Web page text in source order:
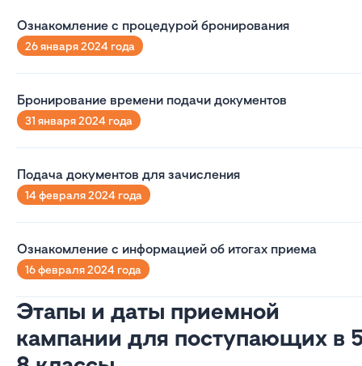
Ознакомление с процедурой бронирования
26 января 2024 года
Бронирование времени подачи документов
31 января 2024 года
Подача документов для зачисления
14 февраля 2024 года
Ознакомление с информацией об итогах приема
16 февраля 2024 года
Этапы и даты приемной
кампании для поступающих в